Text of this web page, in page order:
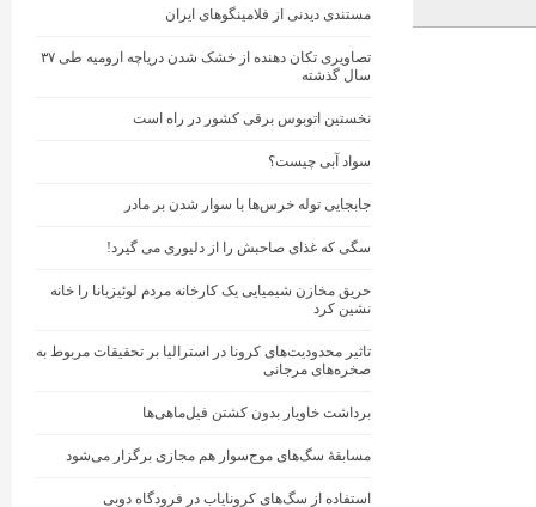
مستندی دیدنی از فلامینگوهای ایران
تصاویری تکان دهنده از خشک شدن دریاچه ارومیه طی ۳۷
سال گذشته
نخستین اتوبوس برقی کشور در راه است
سواد آبی چیست؟
جابجایی توله خرس‌ها با سوار شدن بر مادر
سگی که غذای صاحبش را از دلیوری می گیرد!
حریق مخازن شیمیایی یک کارخانه مردم لوئیزیانا را خانه
نشین کرد
تاثیر محدودیت‌های کرونا در استرالیا بر تحقیقات مربوط به
صخره‌های مرجانی
برداشت خاویار بدون کشتن فیل‌ماهی‌ها
مسابقهٔ سگ‌های موج‌سوار هم مجازی برگزار می‌شود
استفاده از سگ‌های کرونایاب در فرودگاه دوبی